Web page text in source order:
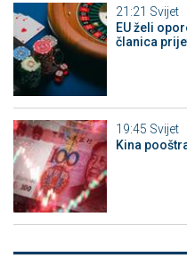
21:21 Svijet
EU želi
članica
19:45 Svijet
Kina